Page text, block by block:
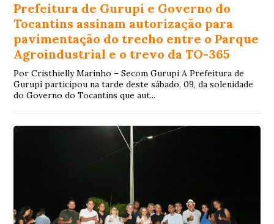
Prefeitura de Gurupi e Governo do
Tocantins assinam autorização para
pavimentação do trecho entre o Parque
Agroindustrial e o trevo da TO-365
Por Cristhielly Marinho – Secom Gurupi A Prefeitura de
Gurupi participou na tarde deste sábado, 09, da solenidade
do Governo do Tocantins que aut...